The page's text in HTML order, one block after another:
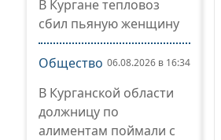
В Кургане тепловоз
сбил пьяную женщину
Общество 06.08.2026 в 16:34
В Курганской области
должницу по
алиментам поймали с